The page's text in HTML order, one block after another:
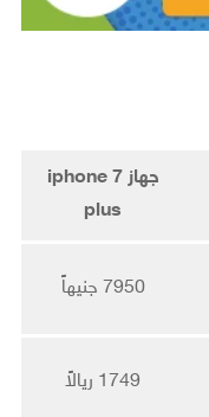
جهاز iphone 7
plus
7950 جنيهاً
1749 ريالاً